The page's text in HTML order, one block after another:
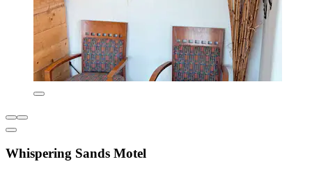
Whispering Sands Motel